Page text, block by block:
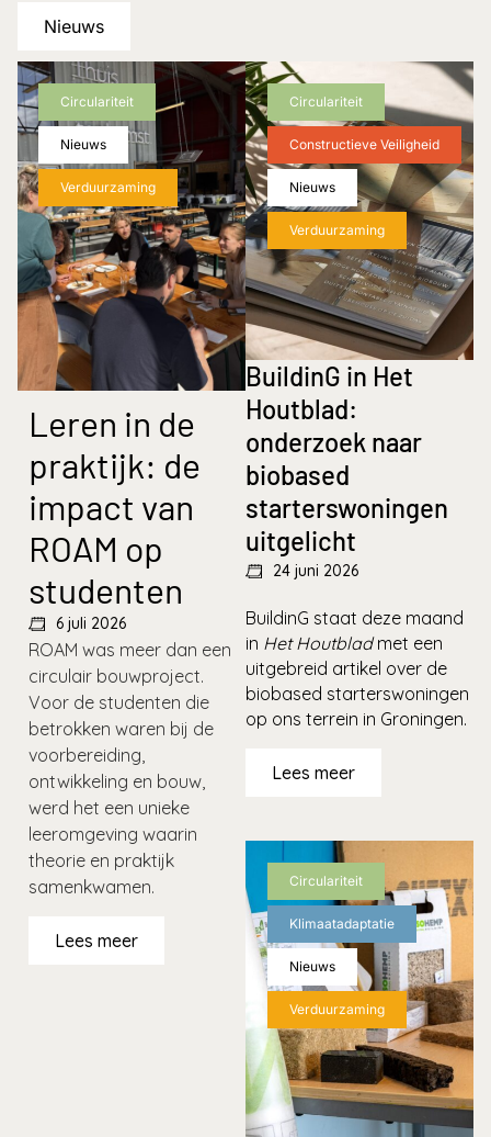
Nieuws
Circulariteit
Nieuws
Verduurzaming
Leren in de
praktijk: de
impact van
ROAM op
studenten
6 juli 2026
ROAM was meer dan een
circulair bouwproject.
Voor de studenten die
betrokken waren bij de
voorbereiding,
ontwikkeling en bouw,
werd het een unieke
leeromgeving waarin
theorie en praktijk
samenkwamen.
Lees meer
Circulariteit
Constructieve Veiligheid
Nieuws
Verduurzaming
BuildinG in Het
Houtblad:
onderzoek naar
biobased
starterswoningen
uitgelicht
24 juni 2026
BuildinG staat deze maand
in Het Houtbladmet een
uitgebreid artikel over de
biobased starterswoningen
op ons terrein in Groningen.
Lees meer
Circulariteit
Klimaatadaptatie
Nieuws
Verduurzaming